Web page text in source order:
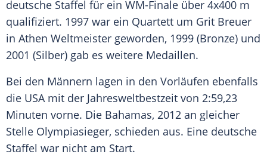
deutsche Staffel für ein WM-Finale über 4x400 m
qualifiziert. 1997 war ein Quartett um Grit Breuer
in Athen Weltmeister geworden, 1999 (Bronze) und
2001 (Silber) gab es weitere Medaillen.
Bei den Männern lagen in den Vorläufen ebenfalls
die USAmit der Jahresweltbestzeit von 2:59,23
Minuten vorne. Die Bahamas, 2012 an gleicher
Stelle Olympiasieger, schieden aus. Eine deutsche
Staffel war nicht am Start.